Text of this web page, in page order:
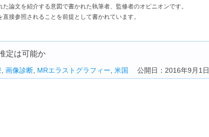
論文を紹介する意図で書かれた執筆者、監修者のオピニオンです。
接参照されることを前提として書かれています。
定は可能か
画像診断 MRエラストグラフィー 米国 公開日：2016年9月1日